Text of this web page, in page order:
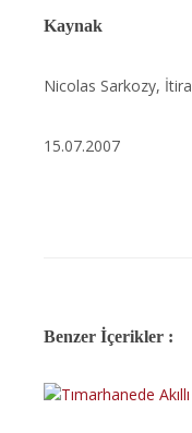
Kaynak
Nicolas Sarkozy,
15.07.2007
Benzer İçerikler :